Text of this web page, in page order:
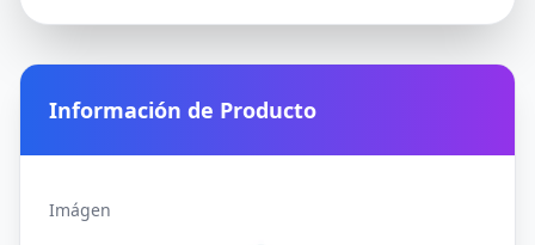
Información de Producto
Imágen